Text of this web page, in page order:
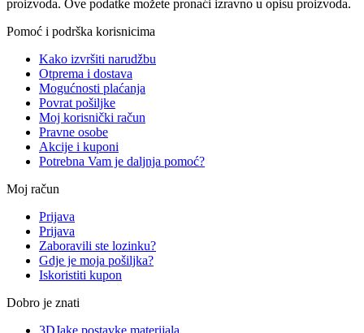
proizvoda. Ove podatke možete pronaći izravno u opisu proizvoda.
Pomoć i podrška korisnicima
Kako izvršiti narudžbu
Otprema i dostava
Mogućnosti plaćanja
Povrat pošiljke
Moj korisnički račun
Pravne osobe
Akcije i kuponi
Potrebna Vam je daljnja pomoć?
Moj račun
Prijava
Prijava
Zaboravili ste lozinku?
Gdje je moja pošiljka?
Iskoristiti kupon
Dobro je znati